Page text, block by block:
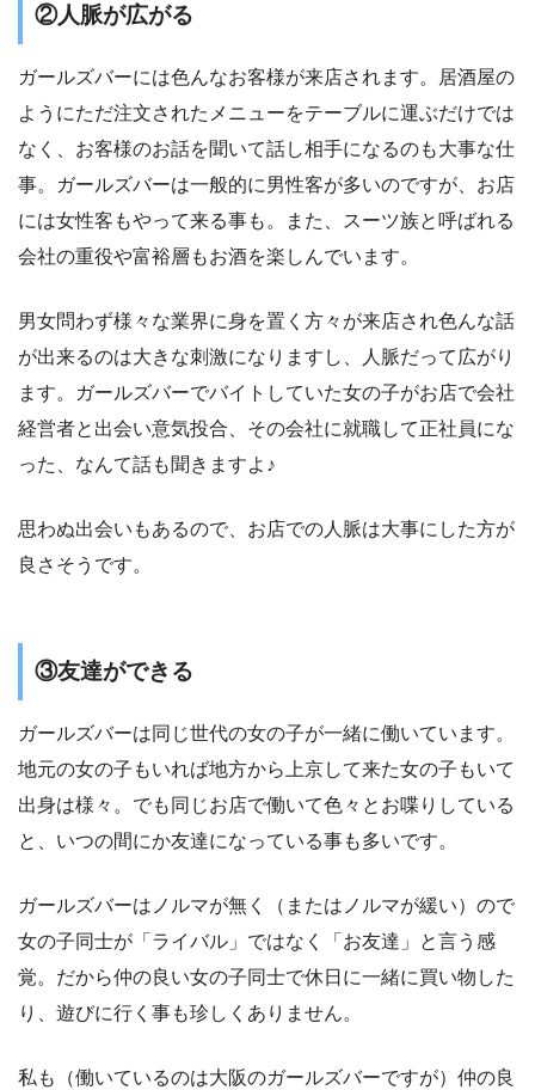
②人脈が広がる
ガールズバーには色んなお客様が来店されます。居酒屋の
ようにただ注文されたメニューをテーブルに運ぶだけでは
なく、お客様のお話を聞いて話し相手になるのも大事な仕
事。ガールズバーは一般的に男性客が多いのですが、お店
には女性客もやって来る事も。また、スーツ族と呼ばれる
会社の重役や富裕層もお酒を楽しんでいます。
男女問わず様々な業界に身を置く方々が来店され色んな話
が出来るのは大きな刺激になりますし、人脈だって広がり
ます。ガールズバーでバイトしていた女の子がお店で会社
経営者と出会い意気投合、その会社に就職して正社員にな
った、なんて話も聞きますよ♪
思わぬ出会いもあるので、お店での人脈は大事にした方が
良さそうです。
③友達ができる
ガールズバーは同じ世代の女の子が一緒に働いています。
地元の女の子もいれば地方から上京して来た女の子もいて
出身は様々。でも同じお店で働いて色々とお喋りしている
と、いつの間にか友達になっている事も多いです。
ガールズバーはノルマが無く（またはノルマが緩い）ので
女の子同士が「ライバル」ではなく「お友達」と言う感
覚。だから仲の良い女の子同士で休日に一緒に買い物した
り、遊びに行く事も珍しくありません。
私も（働いているのは大阪のガールズバーですが）仲の良